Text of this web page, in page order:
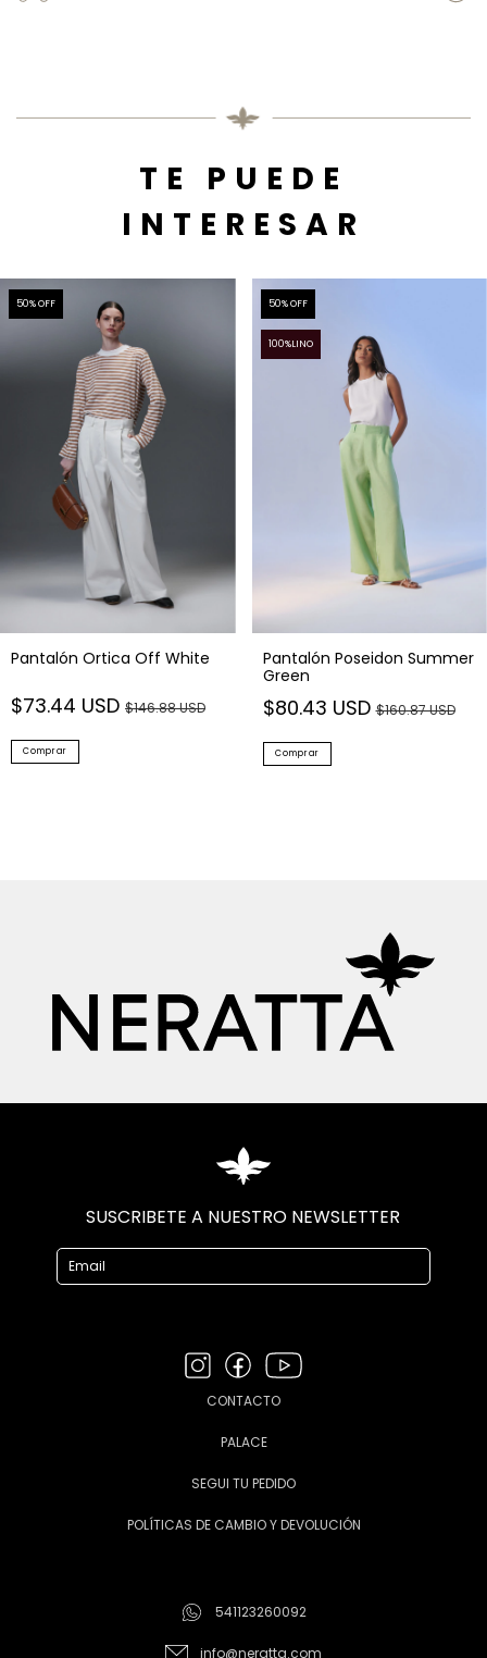
TE PUEDE
INTERESAR
50% OFF
Pantalón Ortica Off White
$73.44 USD $146.88 USD
Comprar
50% OFF
100%LINO
Pantalón Poseidon Summer
Green
$80.43 USD$160.87 USD
Comprar
SUSCRIBETE A NUESTRO NEWSLETTER
CONTACTO
PALACE
SEGUI TU PEDIDO
POLÍTICAS DE CAMBIO Y DEVOLUCIÓN
541123260092
info@neratta.com